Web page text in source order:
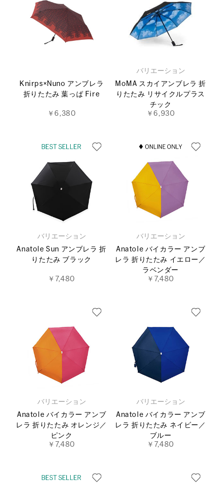
Knirps×Nuno アンブレラ
折りたたみ 葉っぱ Fire
￥6,380
バリエーション
MoMA スカイアンブレラ 折
りたたみ リサイクルプラス
チック
￥6,930
バリエーション
Anatole Sun アンブレラ 折
りたたみ ブラック
￥7,480
バリエーション
Anatole バイカラー アンブ
レラ 折りたたみ イエロー／
ラベンダー
￥7,480
バリエーション
Anatole バイカラー アンブ
レラ 折りたたみ オレンジ／
ピンク
￥7,480
バリエーション
Anatole バイカラー アンブ
レラ 折りたたみ ネイビー／
ブルー
￥7,480